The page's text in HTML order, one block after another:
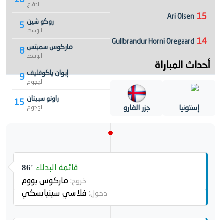
الدفاع
5 روكو شين
الوسط
8 ماركوس سميتس
الوسط
9 إيوان ياكوفليف
الهجوم
15 راونو سبينان
الهجوم
15
Ari Olsen
14
Gullbrandur Horni Oregaard
أحداث المباراة
إستونيا جزر الفارو
86' قائمة البدلاء
خروج: ماركوس بووم
دخول: فلاسي سينيابسكي